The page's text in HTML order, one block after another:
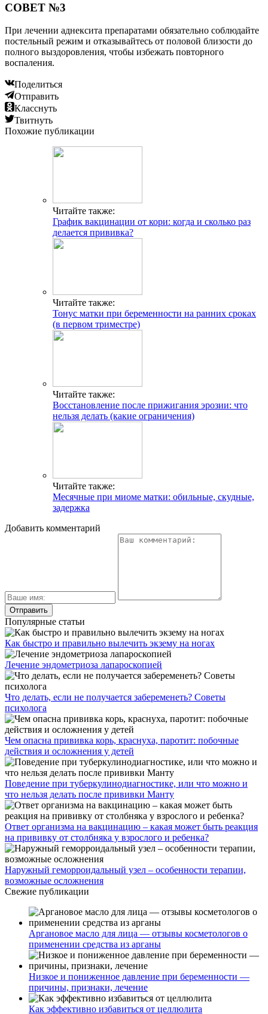
СОВЕТ №3
При лечении аднексита препаратами обязательно соблюдайте
постельный режим и отказывайтесь от половой близости до
полного выздоровления, чтобы избежать повторного
воспаления.
Поделиться
Отправить
Класснуть
Твитнуть
Похожие публикации
Читайте также:
График вакцинации от кори: когда и сколько раз
делается прививка?
Читайте также:
Тонус матки при беременности на ранних сроках
(в первом триместре)
Читайте также:
Восстановление после прижигания эрозии: что
нельзя делать (какие ограничения)
Читайте также:
Месячные при миоме матки: обильные, скудные,
задержка
Добавить комментарий
Популярные статьи
Как быстро и правильно вылечить экзему на ногах
Лечение эндометриоза лапароскопией
Что делать, если не получается забеременеть? Советы
психолога
Чем опасна прививка корь, краснуха, паротит: побочные
действия и осложнения у детей
Поведение при туберкулинодиагностике, или что можно и
что нельзя делать после прививки Манту
Ответ организма на вакцинацию – какая может быть реакция
на прививку от столбняка у взрослого и ребенка?
Наружный геморроидальный узел – особенности терапии,
возможные осложнения
Свежие публикации
Аргановое масло для лица — отзывы косметологов о
применении средства из арганы
Низкое и пониженное давление при беременности —
причины, признаки, лечение
Как эффективно избавиться от целлюлита